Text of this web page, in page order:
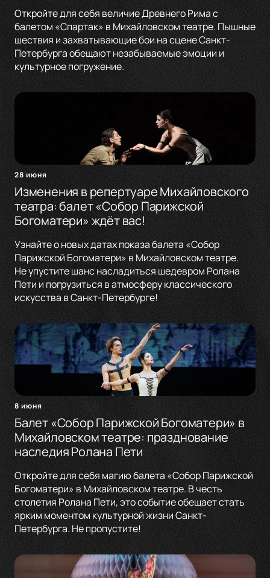
Откройте для себя величие Древнего Рима с
балетом «Спартак» в Михайловском театре. Пышные
шествия и захватывающие бои на сцене Санкт-
Петербурга обещают незабываемые эмоции и
культурное погружение.
28 июня
Изменения в репертуаре Михайловского
театра: балет «Собор Парижской
Богоматери» ждёт вас!
Узнайте о новых датах показа балета «Собор
Парижской Богоматери» в Михайловском театре.
Не упустите шанс насладиться шедевром Ролана
Пети и погрузиться в атмосферу классического
искусства в Санкт-Петербурге!
8 июня
Балет «Собор Парижской Богоматери» в
Михайловском театре: празднование
наследия Ролана Пети
Откройте для себя магию балета «Собор Парижской
Богоматери» в Михайловском театре. В честь
столетия Ролана Пети, это событие обещает стать
ярким моментом культурной жизни Санкт-
Петербурга. Не пропустите!